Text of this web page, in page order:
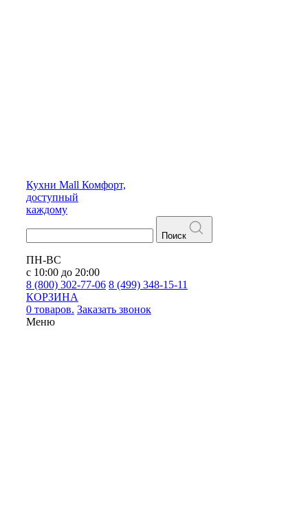
Кухни Mall Комфорт,
доступный
каждому
Поиск
ПН-ВС
с 10:00 до 20:00
8 (800) 302-77-06 8 (499) 348-15-11
КОРЗИНА
0 товаров. Заказать звонок
Меню